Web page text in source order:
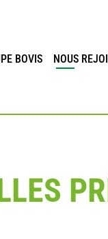
BOVIS NOUS